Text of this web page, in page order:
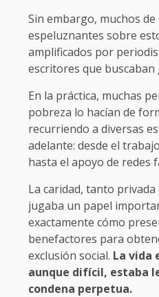
Sin embargo, muchos
espeluznantes sobre
amplificados por
escritores que
En la práctica, muchas
pobreza lo hacían de
recurriendo a diversas
adelante: desde el
hasta el apoyo de redes
La caridad, tanto privada
jugaba un papel
exactamente cómo
benefactores para
exclusión social. La vida
aunque difícil, estaba
condena perpetua.